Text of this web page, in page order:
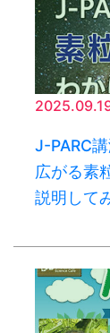
J-PARC
広がる素
説明して